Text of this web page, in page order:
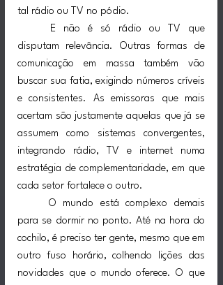
tal rádio ou TV no pódio.
disputam relevância. Outras formas de
comunicação em massa também vão
buscar sua fatia, exigindo números críveis
e consistentes. As emissoras que mais
acertam são justamente aquelas que já se
assumem como sistemas convergentes,
integrando rádio, TV e internet numa
estratégia de complementaridade, em que
cada setor fortalece o outro.
	O mundo está complexo demais
para se dormir no ponto. Até na hora do
cochilo, é preciso ter gente, mesmo que em
outro fuso horário, colhendo lições das
novidades que o mundo oferece. O que